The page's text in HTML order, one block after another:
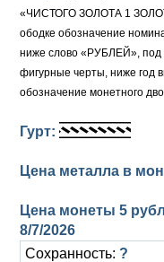
Ливонезы
Альбертусталер
Петр I (1682-1725)
Золото
Медь
Для Речи
«ЧИСТОГО ЗОЛОТА 1
ободке обозначение
ниже слово «РУБЛЕЙ», под
фигурные черты, ниже год
обозначение монетного
Гурт:
Цена металла в
Цена монеты 5
8/7/2026
Сохранность: ?